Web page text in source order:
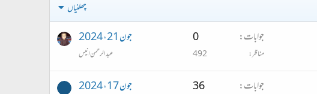
چھلنیاں
جوابات 0
مناظر 492
جون 21، 2024
عبدالرحمن انیس
جوابات 36 جون 17، 2024